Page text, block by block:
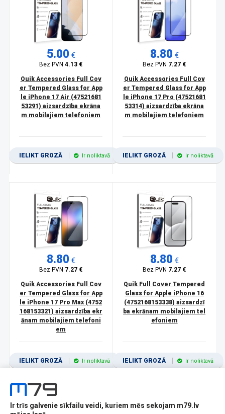
5.00 €
Bez PVN4.13 €
Quik Accessories Full Cov
er Tempered Glass for App
le iPhone 17 Air (47521681
53291) aizsardzība ekrāna
m mobilajiem telefoniem
IELIKT GROZĀ Ir noliktavā
8.80 €
Bez PVN 7.27 €
Quik Accessories Full Cov
er Tempered Glass for App
le iPhone 17 Pro (47521681
53314) aizsardzība ekrāna
m mobilajiem telefoniem
IELIKT GROZĀ Ir noliktavā
8.80 €
Bez PVN 7.27 €
Quik Accessories Full Cov
er Tempered Glass for App
le iPhone 17 Pro Max (4752
168153321) aizsardzība ekr
ānam mobilajiem telefoni
em
IELIKT GROZĀ Ir noliktavā
8.80 €
Bez PVN 7.27 €
Quik Full Cover Tempered
Glass for Apple iPhone 16
(4752168153338) aizsardzī
ba ekrānam mobilajiem tel
efoniem
IELIKT GROZĀ Ir noliktavā
1 2 3 4 5 6 7 8 9 10 11
Ir trīs galvenie sīkfailu veidi, kuriem mēs sekojam m79.lv